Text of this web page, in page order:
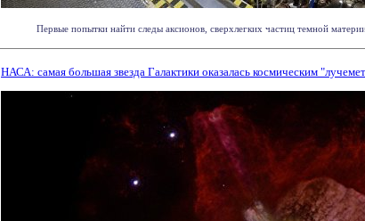
Первые попытки найти следы аксионов, сверхлегких частиц темной
НАСА: самая большая звезда Галактики оказалась космическим